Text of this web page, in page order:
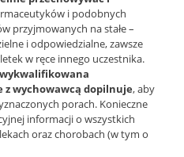
i podobnych
przyjmowanych na stałe –
i odpowiedzialne, zawsze
w ręce innego uczestnika.
wykwalifikowana
wychowawcą dopilnuje, aby
porach. Konieczne
informacji o wszystkich
oraz chorobach (w tym o